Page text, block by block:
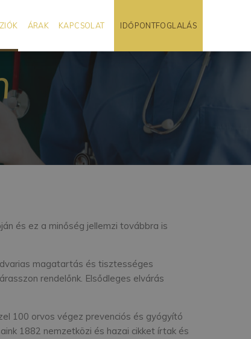
ÁRAK KAPCSOLAT IDŐPONTFOGLALÁS
és ez a minőség jellemzi továbbra is
magatartás és tisztességes
rendelőnk. Elsődleges elvárás
100 orvos végez prevenciós és gyógyító
1882 nemzetközi és hazai cikket írtak és